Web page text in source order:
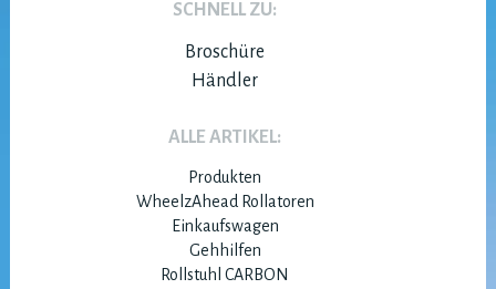
SCHNELL ZU:
Broschüre
Händler
ALLE ARTIKEL:
Produkten
WheelzAhead Rollatoren
Einkaufswagen
Gehhilfen
Rollstuhl CARBON